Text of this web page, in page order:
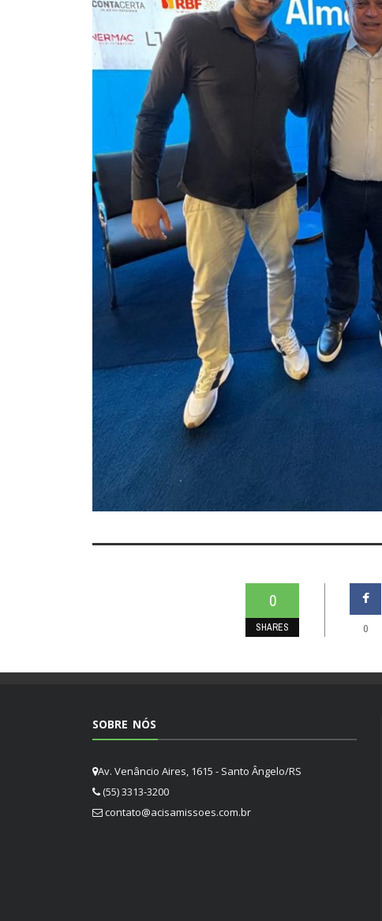
0
SHARES 0
SOBRE NÓS
Av. Venâncio Aires, 1615 - Santo Ângelo/RS
(55) 3313-3200
contato@acisamissoes.com.br